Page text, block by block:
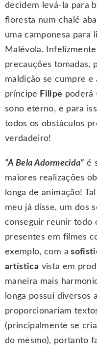
decidem levá-la para
floresta num chalé
uma camponesa para
Malévola.
precauções tomadas,
maldição se cumpre e
príncipe Filipe poderá
sono eterno, e para
todos os obstáculos
verdadeiro!
“A Bela Adormecida” é
maiores realizações
longa de animação!
meu já disse, um dos
conseguir reunir todo
presentes em filmes
exemplo, com a
artística vista em
maneira mais
longa possui diversos
proporcionariam
(principalmente se
do mesmo), portanto